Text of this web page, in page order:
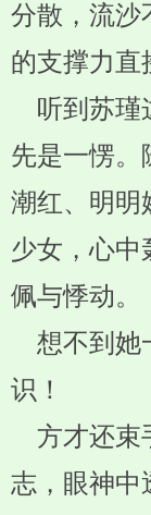
分散，流沙
的支撑力直
听到苏瑾
先是一愣。
潮红、明明
少女，心中
佩与悸动。
想不到她
识！
方才还束
志，眼神中